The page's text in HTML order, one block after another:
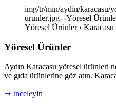
img/tr/min/aydin/karacasu/
urunler.jpg-|-Yöresel
Yöresel Ürünler › Karacasu
Yöresel Ürünler
Aydın Karacasu yöresel ürünleri
ve gıda ürünlerine göz atın.
➞ İnceleyin